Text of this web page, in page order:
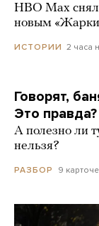
HBO Max
новым
ИСТОРИИ 2 часа
Говорят,
Это правда?
А полезно ли
нельзя?
РАЗБОР 9